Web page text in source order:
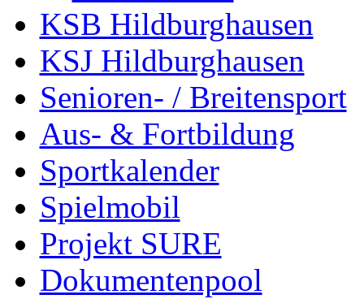
KSB Hildburghausen
KSJ Hildburghausen
Senioren- / Breitensport
Aus- & Fortbildung
Sportkalender
Spielmobil
Projekt SURE
Dokumentenpool